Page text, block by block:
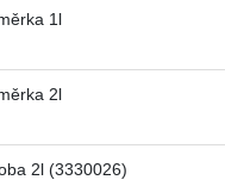
1l
2l
2l (3330026)